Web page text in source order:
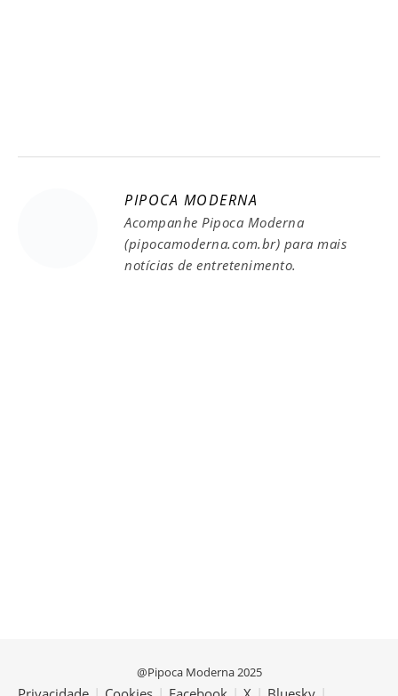
PIPOCA MODERNA
Acompanhe Pipoca Moderna
(pipocamoderna.com.br) para mais
notícias de entretenimento.
@Pipoca Moderna 2025